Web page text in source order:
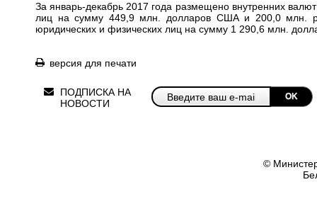
За январь-декабрь 2017 года размещено внутренних
лиц на сумму 449,9 млн. долларов США и 200,0 млн.
юридических и физических лиц на сумму 1 290,6 млн.
версия для печати
ПОДПИСКА НА
НОВОСТИ
OK
©